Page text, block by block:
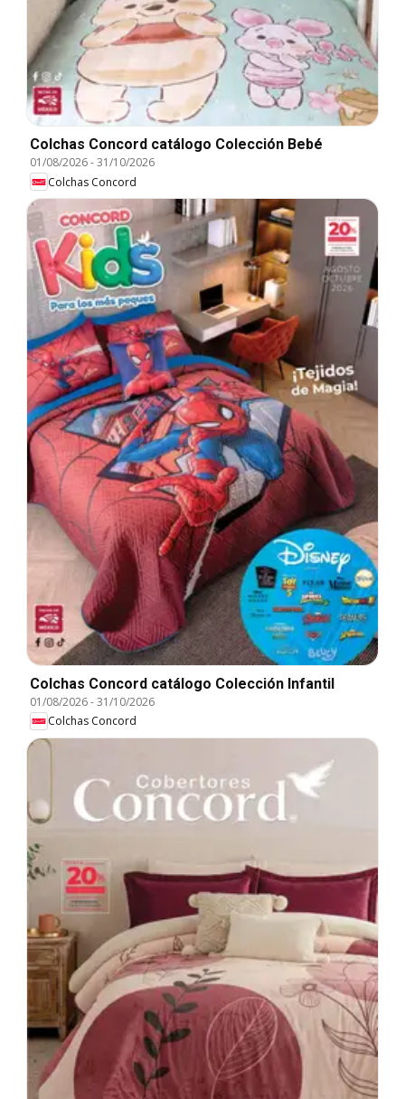
Colchas Concord catálogo Colección Bebé
01/08/2026-31/10/2026
Colchas Concord
Colchas Concord catálogo Colección Infantil
01/08/2026-31/10/2026
Colchas Concord